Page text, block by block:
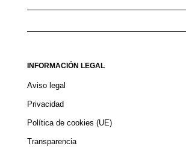
INFORMACIÓN LEGAL
Aviso legal
Privacidad
Política de cookies (UE)
Transparencia